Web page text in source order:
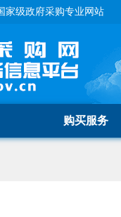
家级政府采购专业网站
购买服务